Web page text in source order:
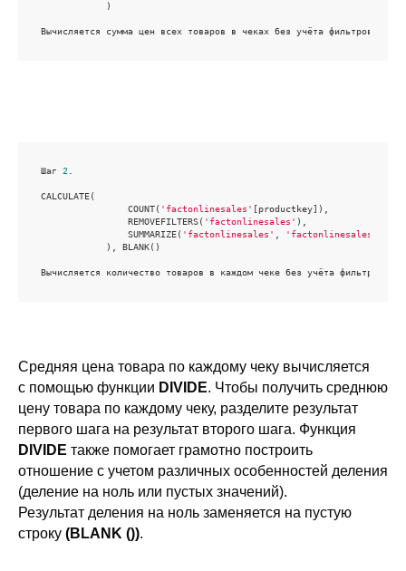
            )
Вычисляется сумма цен всех товаров в чеках без учёта фильтров
Шаг 2
CALCULATE(
                COUNT(
'factonlinesales' [productkey]),
                REMOVEFILTERS(
'factonlinesales' ),
                SUMMARIZE(
'factonlinesales' 'factonlinesales'
            ), BLANK()
Вычисляется количество товаров в каждом чеке без учёта фильтров.
Средняя цена товара по каждому чеку вычисляется
с помощью функции DIVIDE. Чтобы получить среднюю
цену товара по каждому чеку, разделите результат
первого шага на результат второго шага. Функция
DIVIDE также помогает грамотно построить
отношение с учетом различных особенностей деления
(деление на ноль или пустых значений).
Результат деления на ноль заменяется на пустую
строку (BLANK ()).